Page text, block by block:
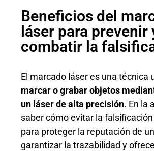
Beneficios del
láser para prevenir
combatir la
El marcado láser es una técnica
marcar o grabar objetos
un láser de alta precisión. En la
saber cómo evitar la
para proteger la reputación de
garantizar la trazabilidad y